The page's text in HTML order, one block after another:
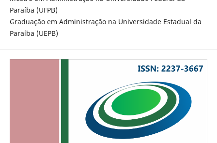
Paraíba (UFPB)
Graduação em Administração na Universidade Estadual da
Paraíba (UEPB)